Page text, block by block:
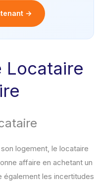
→
Locataire
logement, le locataire
affaire en achetant un
également les incertitudes